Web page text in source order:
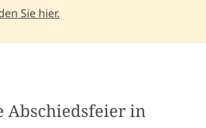
Sie hier.
in